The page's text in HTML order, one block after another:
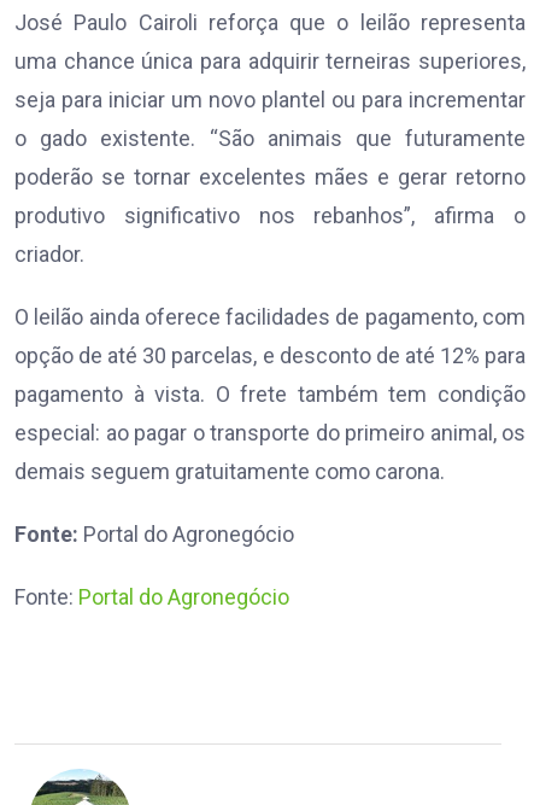
José Paulo Cairoli reforça que o leilão representa
uma chance única para adquirir terneiras superiores,
seja para iniciar um novo plantel ou para incrementar
o gado existente. “São animais que futuramente
poderão se tornar excelentes mães e gerar retorno
produtivo significativo nos rebanhos”, afirma o
criador.
O leilão ainda oferece facilidades de pagamento, com
opção de até 30 parcelas, e desconto de até 12% para
pagamento à vista. O frete também tem condição
especial: ao pagar o transporte do primeiro animal, os
demais seguem gratuitamente como carona.
Fonte: Portal do Agronegócio
Fonte: Portal do Agronegócio